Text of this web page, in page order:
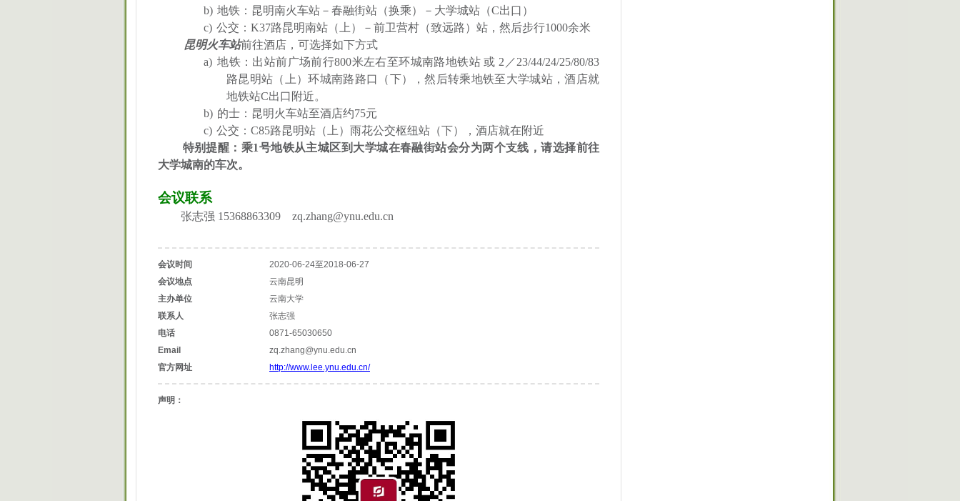
b) 地铁：昆明南火车站－春融街站（换乘）－大学城站（C出口）
c) 公交： K37路昆明南站（上）－前卫营村（致远路）站，然后步行1000余米
昆明火车站前往酒店，可选择如下方式
a) 地铁：出站前广场前行800米左右至环城南路地铁站 或 2 ／23/44/24/25/80/83
路昆明站（上）环城南路路口（下），然后转乘地铁至大学城站，酒店就
地铁站C出口附近。
b) 的士：昆明火车站至酒店约75元
c) 公交： C85路昆明站（上）雨花公交枢纽站（下），酒店就在附近
特别提醒：乘1号地铁从主城区到大学城在春融街站会分为两个支线，请选择前往
大学城南的车次。
会议联系
张志强 15368863309 zq.zhang@ynu.edu.cn
会议时间
2020-06-24至2018-06-27
会议地点
云南昆明
主办单位
云南大学
联系人
张志强
电话
0871-65030650
Email
zq.zhang@ynu.edu.cn
官方网址
http://www.lee.ynu.edu.cn/
声明：